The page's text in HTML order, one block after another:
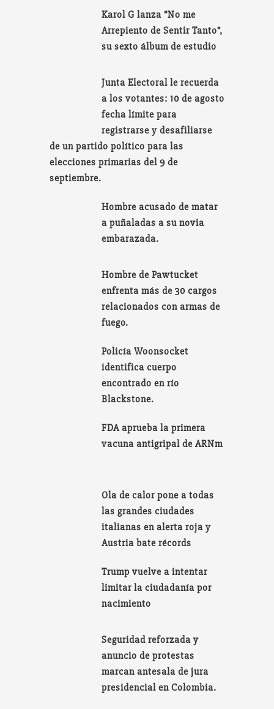
Karol G lanza “No me
Arrepiento de Sentir Tanto”,
su sexto álbum de estudio
Junta Electoral le recuerda
a los votantes: 10 de agosto
fecha límite para
registrarse y desafiliarse
de un partido político para las
elecciones primarias del 9 de
septiembre.
Hombre acusado de matar
a puñaladas a su novia
embarazada.
Hombre de Pawtucket
enfrenta más de 30 cargos
relacionados con armas de
fuego.
Policía Woonsocket
identifica cuerpo
encontrado en río
Blackstone.
FDA aprueba la primera
vacuna antigripal de ARNm
Ola de calor pone a todas
las grandes ciudades
italianas en alerta roja y
Austria bate récords
Trump vuelve a intentar
limitar la ciudadanía por
nacimiento
Seguridad reforzada y
anuncio de protestas
marcan antesala de jura
presidencial en Colombia.